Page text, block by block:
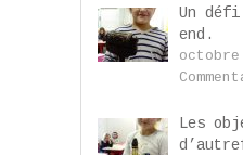
Un
end.
Les